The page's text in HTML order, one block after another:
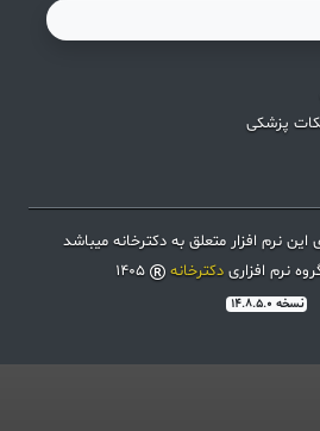
پزشکی
نرم افزار متعلق به دکترخانه میباشد
نرم افزاری دکترخانه
نسخه 14.8.5.0